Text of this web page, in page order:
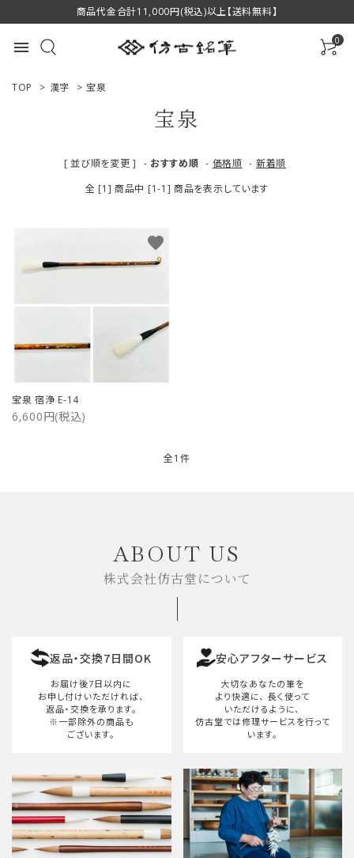
商品代金合計11,000円(税込)以上【送料無料】
menu 0
ACCOUNT MENU
プライバシーポリシー
TOP > 漢字 > 宝泉
宝泉
[ 並び順を変更 ] - おすすめ順 - 価格順 - 新着順
全 [1] 商品中 [1-1] 商品を表示しています
宝泉 宿浄 E-14
6,600円(税込)
favorite
全1件
検索する
ABOUT US
株式会社仿古堂について
返品・交換7日間OK
お届け後7日以内に
お申し付けいただければ、
返品・交換を承ります。
※一部除外の商品も
ございます。
安心アフターサービス
大切なあなたの筆を
より快適に、 長く使って
いただけるように、
仿古堂では修理サービスを行って
います。